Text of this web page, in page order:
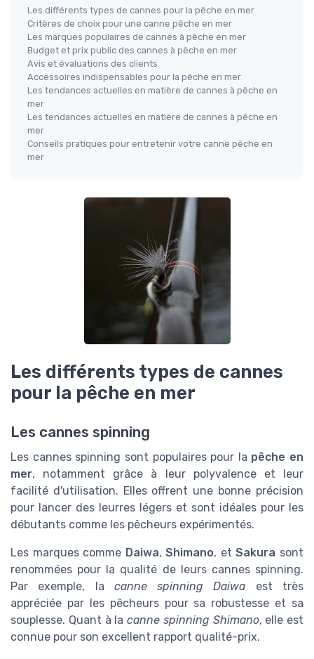
Les différents types de cannes pour la pêche en mer
Critères de choix pour une canne pêche en mer
Les marques populaires de cannes à pêche en mer
Budget et prix public des cannes à pêche en mer
Avis et évaluations des clients
Accessoires indispensables pour la pêche en mer
Les tendances actuelles en matière de cannes à pêche en
mer
Les tendances actuelles en matière de cannes à pêche en
mer
Conseils pratiques pour entretenir votre canne pêche en
mer
Les différents types de cannes
pour la pêche en mer
Les cannes spinning
Les cannes spinning sont populaires pour la pêche en
mer, notamment grâce à leur polyvalence et leur
facilité d'utilisation. Elles offrent une bonne précision
pour lancer des leurres légers et sont idéales pour les
débutants comme les pêcheurs expérimentés.
Les marques comme Daiwa,Shimano, etSakura sont
renommées pour la qualité de leurs cannes spinning.
Par exemple, la canne spinning Daiwa est très
appréciée par les pêcheurs pour sa robustesse et sa
souplesse. Quant à la canne spinning Shimano, elle est
connue pour son excellent rapport qualité-prix.